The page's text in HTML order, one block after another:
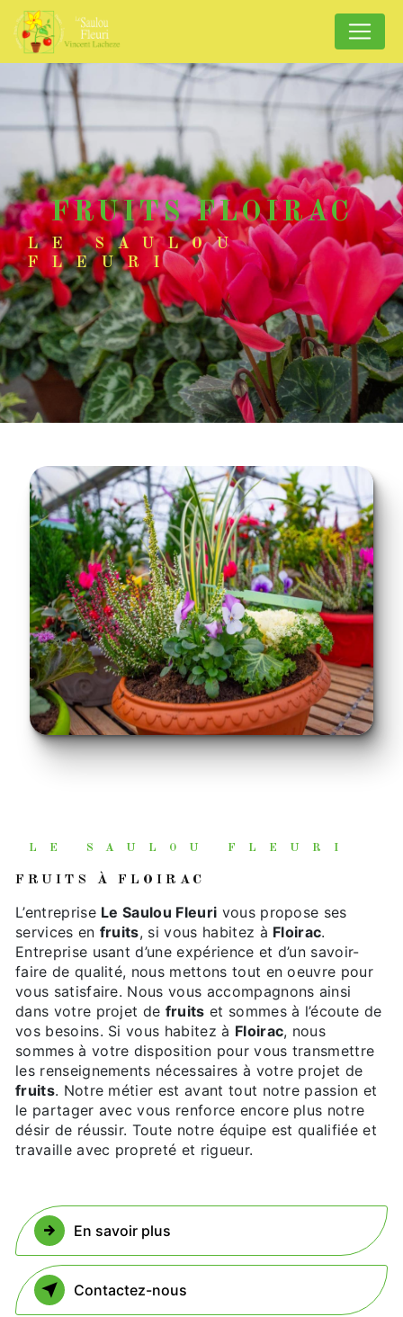
FRUITS FLOIRAC
LE SAULOU
FLEURI
LE SAULOU FLEURI
FRUITS À FLOIRAC
L’entreprise Le Saulou Fleuri vous propose ses
services en fruits, si vous habitez à Floirac.
Entreprise usant d’une expérience et d’un savoir-
faire de qualité, nous mettons tout en oeuvre pour
vous satisfaire. Nous vous accompagnons ainsi
dans votre projet de fruits et sommes à l’écoute de
vos besoins. Si vous habitez à Floirac, nous
sommes à votre disposition pour vous transmettre
les renseignements nécessaires à votre projet de
fruits. Notre métier est avant tout notre passion et
le partager avec vous renforce encore plus notre
désir de réussir. Toute notre équipe est qualifiée et
travaille avec propreté et rigueur.
En savoir plus
Contactez-nous
Panneau de gestion des cookies